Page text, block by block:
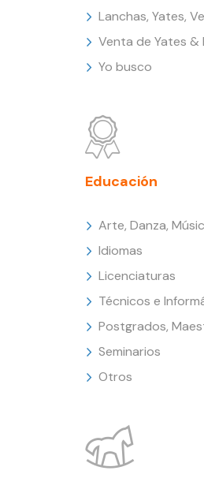
Lanchas, Yates,
Venta de Yates &
Yo busco
Educación
Arte, Danza,
Idiomas
Licenciaturas
Técnicos e
Postgrados,
Seminarios
Otros